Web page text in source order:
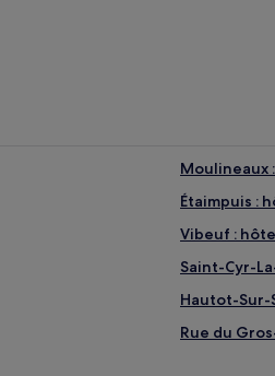
Moulineaux
Étaimpuis :
Vibeuf :
Saint-Cyr-
Hautot-Sur-
Rue du